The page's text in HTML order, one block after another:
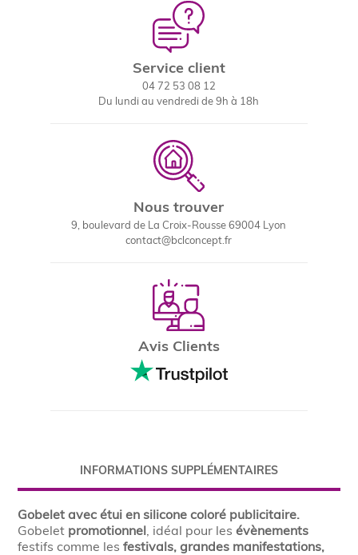
Service client
04 72 53 08 12
Du lundi au vendredi de 9h à 18h
Nous trouver
9, boulevard de La Croix-Rousse 69004 Lyon
contact@bclconcept.fr
Avis Clients
INFORMATIONS SUPPLÉMENTAIRES
Gobelet avec étui en silicone coloré publicitaire.
Gobelet promotionnel, idéal pour lesévènements
festifs comme lesfestivals, grandes manifestations,